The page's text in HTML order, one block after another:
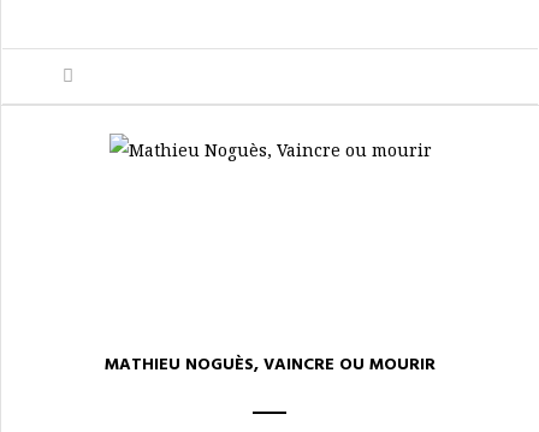
MATHIEU NOGUÈS, VAINCRE OU MOURIR